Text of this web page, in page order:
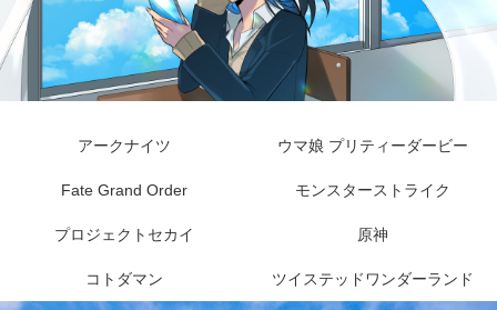
アークナイツ ウマ娘 プリティーダービー
Fate Grand Order モンスターストライク
プロジェクトセカイ 原神
コトダマン ツイステッドワンダーランド